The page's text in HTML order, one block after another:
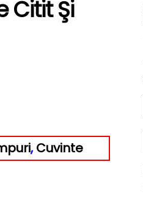
Citit Şi
,Cuvinte